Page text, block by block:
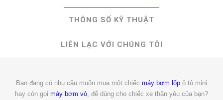
THÔNG SỐ KỸ THUẬT
LIÊN LẠC VỚI CHÚNG TÔI
Bạn đang có nhu cầu muốn mua một chiếc máy bơm lốp ô tô mini
hay còn gọi máy bơm vỏ , để dùng cho chiếc xe thân yêu của bạn?